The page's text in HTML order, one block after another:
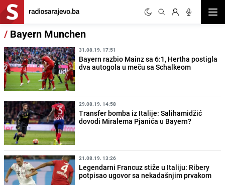
/ Bayern Munchen
31.08.19. 17:51
Bayern razbio Mainz sa 6:1, Hertha postigla
dva autogola u meču sa Schalkeom
29.08.19. 14:58
Transfer bomba iz Italije: Salihamidžić
dovodi Miralema Pjanića u Bayern?
21.08.19. 13:26
Legendarni Francuz stiže u Italiju: Ribery
potpisao ugovor sa nekadašnjim prvakom